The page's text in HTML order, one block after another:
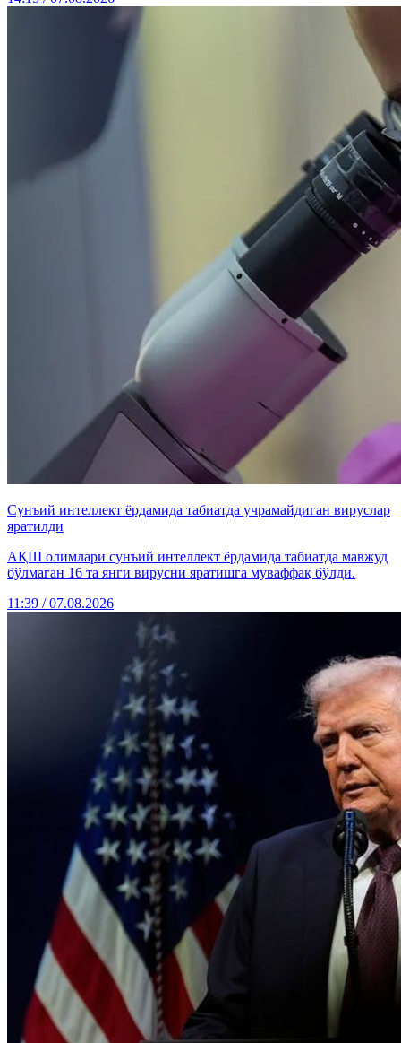
Сунъий интеллект ёрдамида табиатда учрамайдиган вируслар
яратилди
АҚШ олимлари сунъий интеллект ёрдамида табиатда мавжуд
бўлмаган 16 та янги вирусни яратишга муваффақ бўлди.
11:39 / 07.08.2026